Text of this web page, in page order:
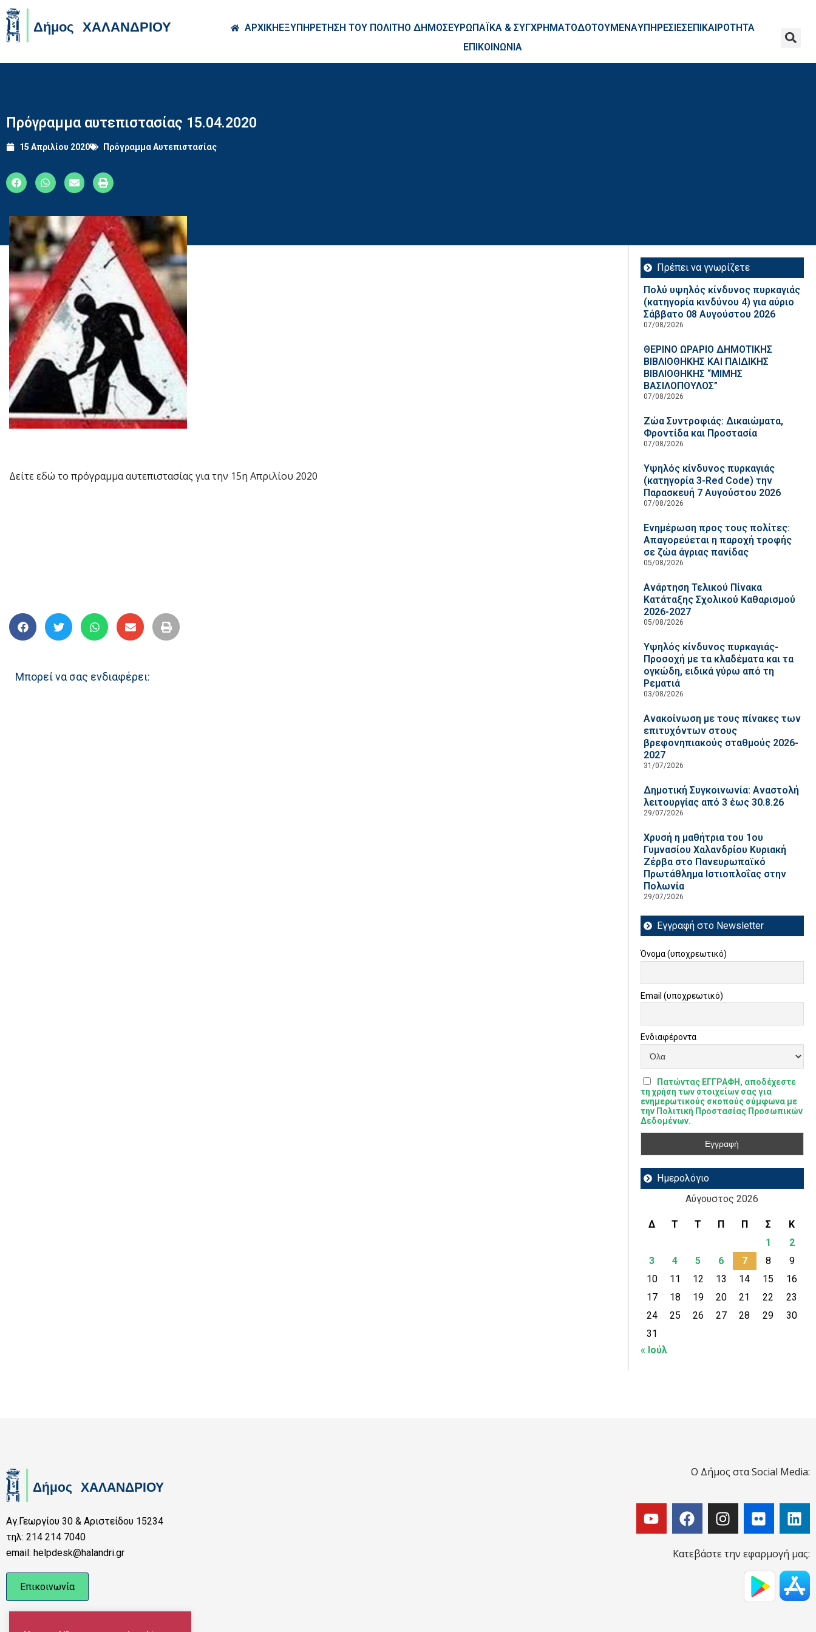
ΑΡΧΙΚΗΕΞΥΠΗΡΕΤΗΣΗ ΤΟΥ ΠΟΛΙΤΗΟ ΔΗΜΟΣΕΥΡΩΠΑΪΚΑ & ΣΥΓΧΡΗΜΑΤΟΔΟΤΟΥΜΕΝΑΥΠΗΡΕΣΙΕΣΕΠΙΚΑΙΡΟΤΗΤΑ
ΕΠΙΚΟΙΝΩΝΙΑ
Πρόγραμμα αυτεπιστασίας 15.04.2020
15 Απριλίου 2020 Πρόγραμμα Αυτεπιστασίας
Δείτε εδώ το πρόγραμμα αυτεπιστασίας για την 15η Απριλίου 2020
Μπορεί να σας ενδιαφέρει:
Πρέπει να γνωρίζετε
Πολύ υψηλός κίνδυνος πυρκαγιάς
(κατηγορία κινδύνου 4) για αύριο
Σάββατο 08 Αυγούστου 2026
07/08/2026
ΘΕΡΙΝΟ ΩΡΑΡΙΟ ΔΗΜΟΤΙΚΗΣ
ΒΙΒΛΙΟΘΗΚΗΣ ΚΑΙ ΠΑΙΔΙΚΗΣ
ΒΙΒΛΙΟΘΗΚΗΣ “ΜΙΜΗΣ
ΒΑΣΙΛΟΠΟΥΛΟΣ”
07/08/2026
Ζώα Συντροφιάς: Δικαιώματα,
Φροντίδα και Προστασία
07/08/2026
Υψηλός κίνδυνος πυρκαγιάς
(κατηγορία 3-Red Code) την
Παρασκευή 7 Αυγούστου 2026
07/08/2026
Ενημέρωση προς τους πολίτες:
Απαγορεύεται η παροχή τροφής
σε ζώα άγριας πανίδας
05/08/2026
Ανάρτηση Τελικού Πίνακα
Κατάταξης Σχολικού Καθαρισμού
2026-2027
05/08/2026
Υψηλός κίνδυνος πυρκαγιάς-
Προσοχή με τα κλαδέματα και τα
ογκώδη, ειδικά γύρω από τη
Ρεματιά
03/08/2026
Ανακοίνωση με τους πίνακες των
επιτυχόντων στους
βρεφονηπιακούς σταθμούς 2026-
2027
31/07/2026
Δημοτική Συγκοινωνία: Αναστολή
λειτουργίας από 3 έως 30.8.26
29/07/2026
Χρυσή η μαθήτρια του 1ου
Γυμνασίου Χαλανδρίου Κυριακή
Ζέρβα στο Πανευρωπαϊκό
Πρωτάθλημα Ιστιοπλοΐας στην
Πολωνία
29/07/2026
Εγγραφή στο Newsletter
Όνομα (υποχρεωτικό)
Email (υποχρεωτικό)
Ενδιαφέροντα
Πατώντας ΕΓΓΡΑΦΗ, αποδέχεστε
τη χρήση των στοιχείων σας για
ενημερωτικούς σκοπούς σύμφωνα με
την Πολιτική Προστασίας Προσωπικών
Δεδομένων.
Ημερολόγιο
Αύγουστος 2026
Δ Τ Τ Π Π Σ
Κ
1
2
3
4 5 6 7 8
9
10
11 12 13 14 15
16
17
18 19 20 21 22
23
24
25 26 27 28 29
30
31
« Ιούλ
Αγ.Γεωργίου 30 & Αριστείδου 15234
τηλ: 214 214 7040
email: helpdesk@halandri.gr
Επικοινωνία
Ο Δήμος στα Social Media:
Κατεβάστε την εφαρμογή μας: